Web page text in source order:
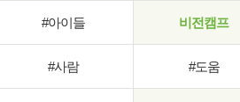
#아이들 비전캠프
#사람 #도움